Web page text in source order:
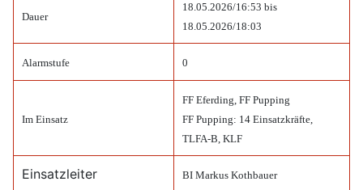
Dauer
18.05.2026/16:53 bis
18.05.2026/18:03
Alarmstufe 0
Im Einsatz
FF Eferding, FF Pupping
FF Pupping: 14 Einsatzkräfte,
TLFA-B, KLF
Einsatzleiter BI Markus Kothbauer